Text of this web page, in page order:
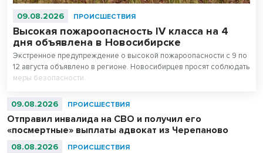
09.08.2026 ПРОИСШЕСТВИЯ
Высокая пожароопасность IV класса на 4
дня объявлена в Новосибирске
Экстренное предупреждение о высокой пожароопасности с 9 по
12 августа объявлено в регионе. Новосибирцев просят соблюдать
меры безопасности.
09.08.2026 ПРОИСШЕСТВИЯ
Отправил инвалида на СВО и получил его
«посмертные» выплаты адвокат из Черепаново
08.08.2026 ПРОИСШЕСТВИЯ